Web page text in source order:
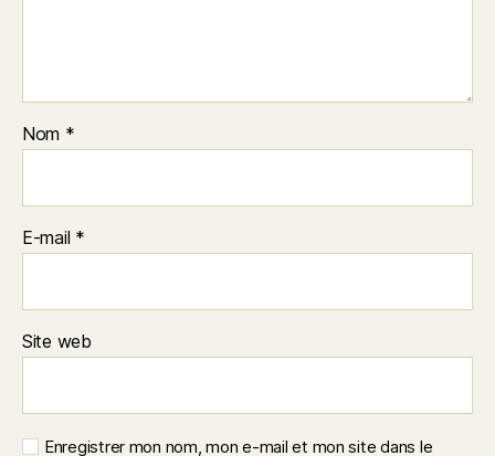
Nom *
E-mail *
Site web
Enregistrer mon nom, mon e-mail et mon site dans le